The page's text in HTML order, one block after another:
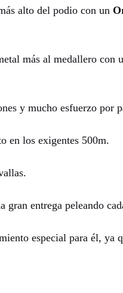
alto del podio con un
más al medallero con
y mucho esfuerzo por
en los exigentes 500m.
gran entrega peleando
especial para él, ya